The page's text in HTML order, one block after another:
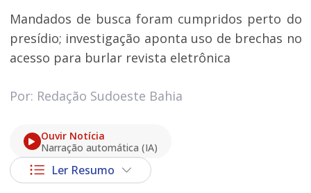
Mandados de busca foram cumpridos perto do
presídio; investigação aponta uso de brechas no
acesso para burlar revista eletrônica
Por: Redação Sudoeste Bahia
Ouvir Notícia
Narração automática (IA)
Ler Resumo